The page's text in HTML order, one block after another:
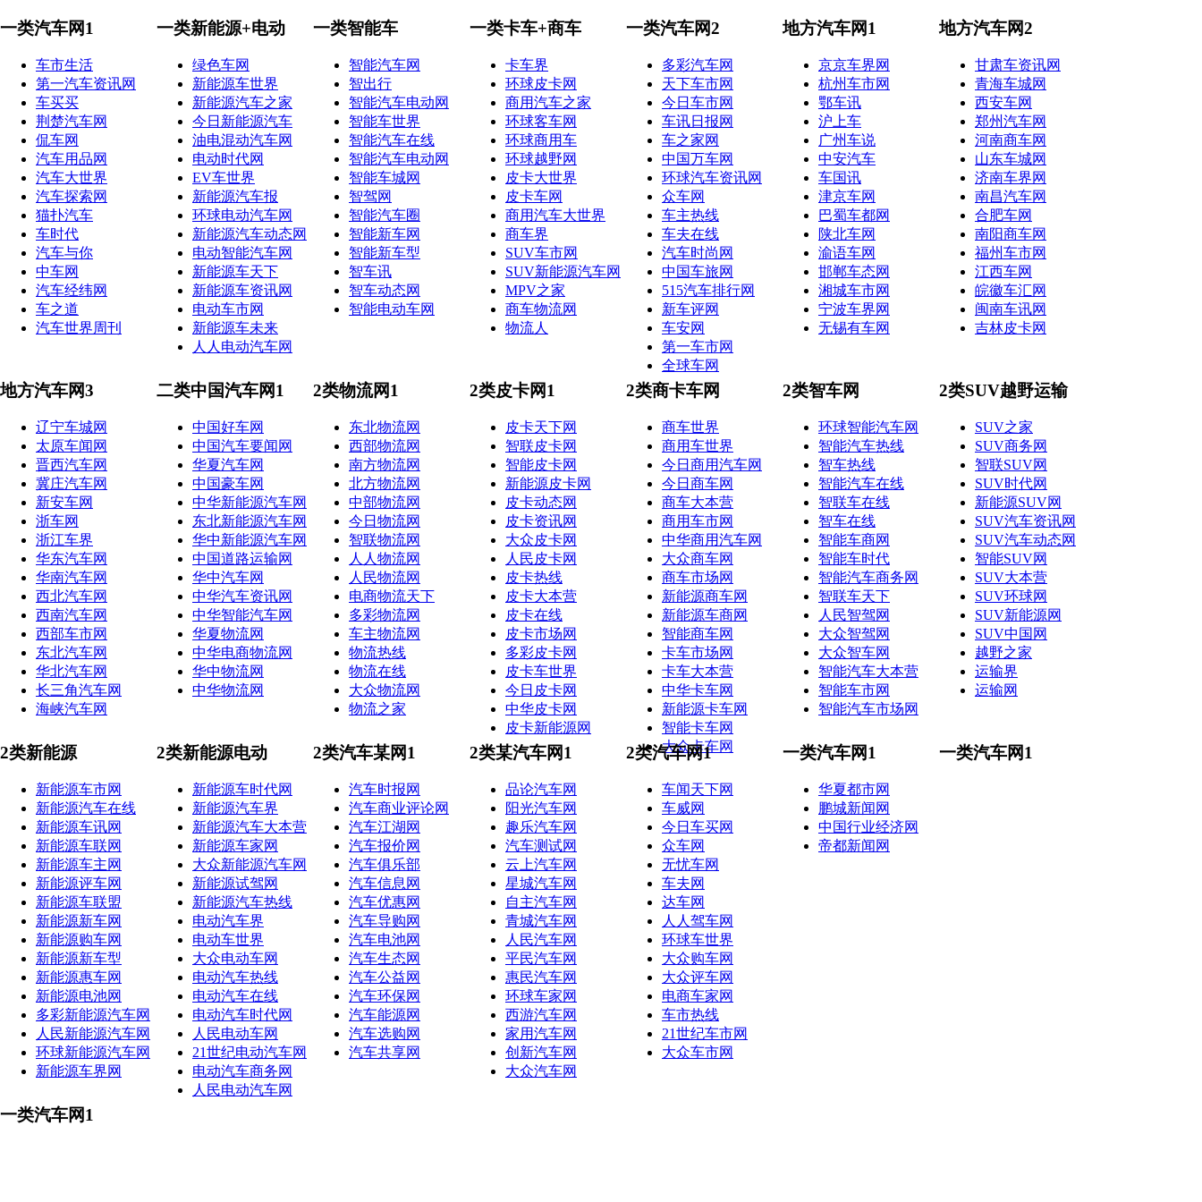
一类汽车网1
车市生活
第一汽车资讯网
车买买
荆楚汽车网
侃车网
汽车用品网
汽车大世界
汽车探索网
猫扑汽车
车时代
汽车与你
中车网
汽车经纬网
车之道
汽车世界周刊
一类新能源+电动
绿色车网
新能源车世界
新能源汽车之家
今日新能源汽车
油电混动汽车网
电动时代网
EV车世界
新能源汽车报
环球电动汽车网
新能源汽车动态网
电动智能汽车网
新能源车天下
新能源车资讯网
电动车市网
新能源车未来
人人电动汽车网
一类智能车
智能汽车网
智出行
智能汽车电动网
智能车世界
智能汽车在线
智能汽车电动网
智能车城网
智驾网
智能汽车圈
智能新车网
智能新车型
智车讯
智车动态网
智能电动车网
一类卡车+商车
卡车界
环球皮卡网
商用汽车之家
环球客车网
环球商用车
环球越野网
皮卡大世界
皮卡车网
商用汽车大世界
商车界
SUV车市网
SUV新能源汽车网
MPV之家
商车物流网
物流人
一类汽车网2
多彩汽车网
天下车市网
今日车市网
车讯日报网
车之家网
中国万车网
环球汽车资讯网
众车网
车主热线
车夫在线
汽车时尚网
中国车旅网
515汽车排行网
新车评网
车安网
第一车市网
全球车网
地方汽车网1
京京车界网
杭州车市网
鄂车讯
沪上车
广州车说
中安汽车
车国讯
津京车网
巴蜀车都网
陕北车网
渝语车网
邯郸车态网
湘城车市网
宁波车界网
无锡有车网
地方汽车网2
甘肃车资讯网
青海车城网
西安车网
郑州汽车网
河南商车网
山东车城网
济南车界网
南昌汽车网
合肥车网
南阳商车网
福州车市网
江西车网
皖徽车汇网
闽南车讯网
吉林皮卡网
地方汽车网3
辽宁车城网
太原车闻网
晋西汽车网
冀庄汽车网
新安车网
浙车网
浙江车界
华东汽车网
华南汽车网
西北汽车网
西南汽车网
西部车市网
东北汽车网
华北汽车网
长三角汽车网
海峡汽车网
二类中国汽车网1
中国好车网
中国汽车要闻网
华夏汽车网
中国豪车网
中华新能源汽车网
东北新能源汽车网
华中新能源汽车网
中国道路运输网
华中汽车网
中华汽车资讯网
中华智能汽车网
华夏物流网
中华电商物流网
华中物流网
中华物流网
2类物流网1
东北物流网
西部物流网
南方物流网
北方物流网
中部物流网
今日物流网
智联物流网
人人物流网
人民物流网
电商物流天下
多彩物流网
车主物流网
物流热线
物流在线
大众物流网
物流之家
2类皮卡网1
皮卡天下网
智联皮卡网
智能皮卡网
新能源皮卡网
皮卡动态网
皮卡资讯网
大众皮卡网
人民皮卡网
皮卡热线
皮卡大本营
皮卡在线
皮卡市场网
多彩皮卡网
皮卡车世界
今日皮卡网
中华皮卡网
皮卡新能源网
2类商卡车网
商车世界
商用车世界
今日商用汽车网
今日商车网
商车大本营
商用车市网
中华商用汽车网
大众商车网
商车市场网
新能源商车网
新能源车商网
智能商车网
卡车市场网
卡车大本营
中华卡车网
新能源卡车网
智能卡车网
大众卡车网
2类智车网
环球智能汽车网
智能汽车热线
智车热线
智能汽车在线
智联车在线
智车在线
智能车商网
智能车时代
智能汽车商务网
智联车天下
人民智驾网
大众智驾网
大众智车网
智能汽车大本营
智能车市网
智能汽车市场网
2类SUV越野运输
SUV之家
SUV商务网
智联SUV网
SUV时代网
新能源SUV网
SUV汽车资讯网
SUV汽车动态网
智能SUV网
SUV大本营
SUV环球网
SUV新能源网
SUV中国网
越野之家
运输界
运输网
2类新能源
新能源车市网
新能源汽车在线
新能源车讯网
新能源车联网
新能源车主网
新能源评车网
新能源车联盟
新能源新车网
新能源购车网
新能源新车型
新能源惠车网
新能源电池网
多彩新能源汽车网
人民新能源汽车网
环球新能源汽车网
新能源车界网
2类新能源电动
新能源车时代网
新能源汽车界
新能源汽车大本营
新能源车家网
大众新能源汽车网
新能源试驾网
新能源汽车热线
电动汽车界
电动车世界
大众电动车网
电动汽车热线
电动汽车在线
电动汽车时代网
人民电动车网
21世纪电动汽车网
电动汽车商务网
人民电动汽车网
2类汽车某网1
汽车时报网
汽车商业评论网
汽车江湖网
汽车报价网
汽车俱乐部
汽车信息网
汽车优惠网
汽车导购网
汽车电池网
汽车生态网
汽车公益网
汽车环保网
汽车能源网
汽车选购网
汽车共享网
2类某汽车网1
品论汽车网
阳光汽车网
趣乐汽车网
汽车测试网
云上汽车网
星城汽车网
自主汽车网
青城汽车网
人民汽车网
平民汽车网
惠民汽车网
环球车家网
西游汽车网
家用汽车网
创新汽车网
大众汽车网
2类汽车网1
车闻天下网
车威网
今日车买网
众车网
无忧车网
车夫网
达车网
人人驾车网
环球车世界
大众购车网
大众评车网
电商车家网
车市热线
21世纪车市网
大众车市网
一类汽车网1
华夏都市网
鹏城新闻网
中国行业经济网
帝都新闻网
一类汽车网1
一类汽车网1